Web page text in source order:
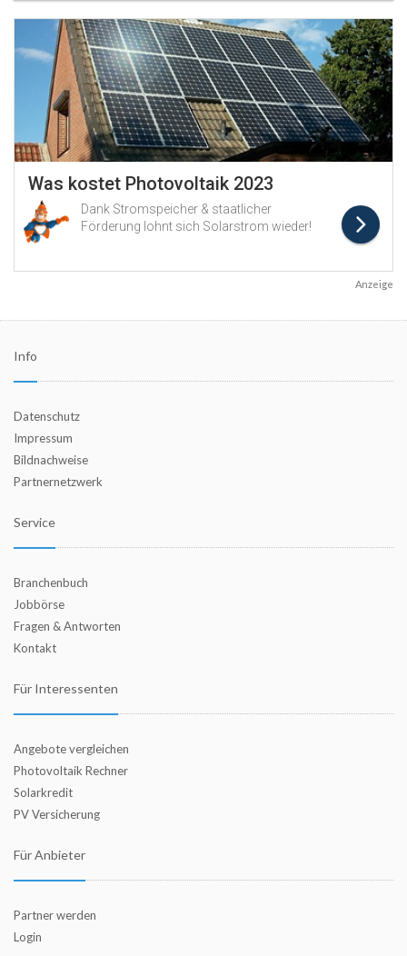
Anzeige
Info
Datenschutz
Impressum
Bildnachweise
Partnernetzwerk
Service
Branchenbuch
Jobbörse
Fragen & Antworten
Kontakt
Für Interessenten
Angebote vergleichen
Photovoltaik Rechner
Solarkredit
PV Versicherung
Für Anbieter
Partner werden
Login